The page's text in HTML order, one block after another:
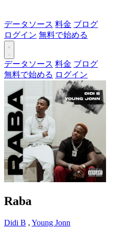
データソース 料金 ブログ
ログイン 無料で始める
データソース 料金 ブログ
無料で始める ログイン
Raba
Didi B , Young Jonn